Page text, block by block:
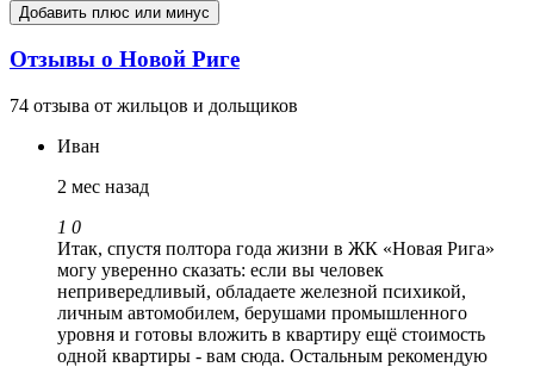
Добавить плюс или минус
Отзывы о Новой Риге
74 отзыва от жильцов и дольщиков
Иван
2 мес назад
1 0
Итак, спустя полтора года жизни в ЖК «Новая Рига»
могу уверенно сказать: если вы человек
непривередливый, обладаете железной психикой,
личным автомобилем, берушами промышленного
уровня и готовы вложить в квартиру ещё стоимость
одной квартиры - вам сюда. Остальным рекомендую